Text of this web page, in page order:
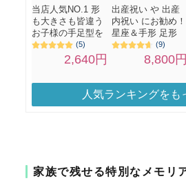
人気ランキングをも
家族で残せる特別なメモリ